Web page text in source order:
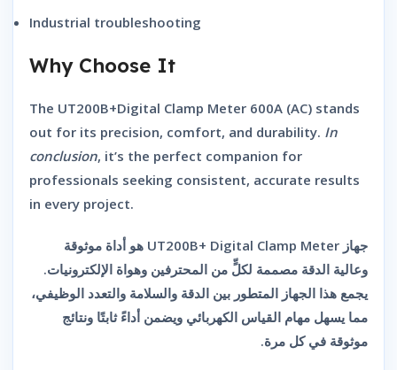
Industrial troubleshooting
Why Choose It
The UT200B+Digital Clamp Meter 600A (AC) stands
out for its precision, comfort, and durability. In
conclusion, it’s the perfect companion for
professionals seeking consistent, accurate results
in every project.
جهاز UT200B+ Digital Clamp Meter هو أداة موثوقة
وعالية الدقة مصممة لكلٍّ من المحترفين وهواة الإلكترونيات.
يجمع هذا الجهاز المتطور بين الدقة والسلامة والتعدد الوظيفي،
مما يسهل مهام القياس الكهربائي ويضمن أداءً ثابتًا ونتائج
موثوقة في كل مرة.